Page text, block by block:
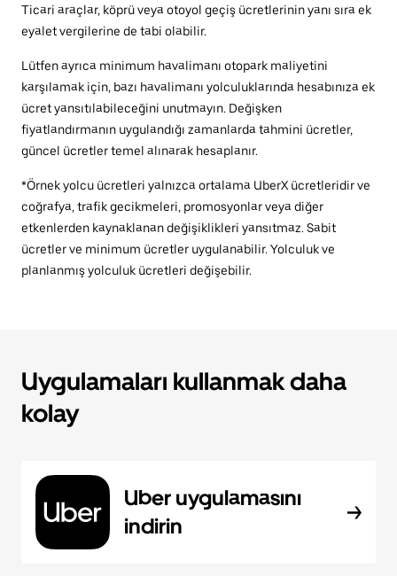
Ticari araçlar, köprü veya otoyol geçiş ücretlerinin yanı sıra ek
eyalet vergilerine de tabi olabilir.
Lütfen ayrıca minimum havalimanı otopark maliyetini
karşılamak için, bazı havalimanı yolculuklarında hesabınıza ek
ücret yansıtılabileceğini unutmayın. Değişken
fiyatlandırmanın uygulandığı zamanlarda tahmini ücretler,
güncel ücretler temel alınarak hesaplanır.
*Örnek yolcu ücretleri yalnızca ortalama UberX ücretleridir ve
coğrafya, trafik gecikmeleri, promosyonlar veya diğer
etkenlerden kaynaklanan değişiklikleri yansıtmaz. Sabit
ücretler ve minimum ücretler uygulanabilir. Yolculuk ve
planlanmış yolculuk ücretleri değişebilir.
Uygulamaları kullanmak daha
kolay
Uber uygulamasını
indirin